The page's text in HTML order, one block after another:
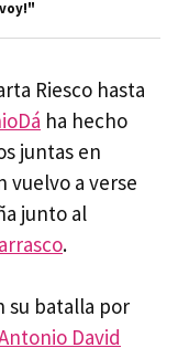
Riesco hasta
ha hecho
juntas en
vuelvo a verse
junto al
.
su batalla por
David